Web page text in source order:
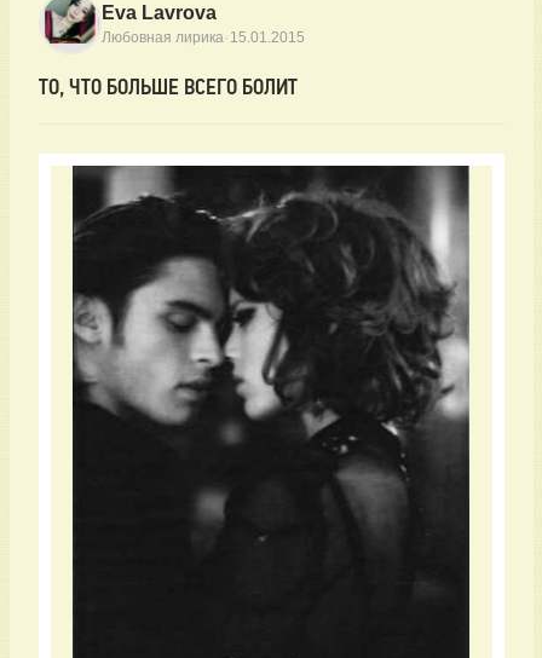
Eva Lavrova
Любовная лирика· 15.01.2015
ТО, ЧТО БОЛЬШЕ ВСЕГО БОЛИТ